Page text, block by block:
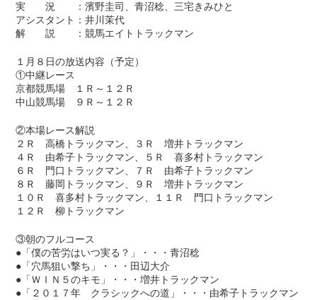
実 況 ：濱野圭司、青沼稔、三宅きみひと
アシスタント：井川茉代
解 説 ：競馬エイトトラックマン
１月８日の放送内容（予定）
①中継レース
京都競馬場 １Ｒ～１２Ｒ
中山競馬場 ９Ｒ～１２Ｒ
②本場レース解説
２Ｒ 高橋トラックマン、３Ｒ 増井トラックマン
４Ｒ 由希子トラックマン、５Ｒ 喜多村トラックマン
６Ｒ 門口トラックマン、７Ｒ 由希子トラックマン
８Ｒ 藤岡トラックマン、９Ｒ 増井トラックマン
１０Ｒ 喜多村トラックマン、１１Ｒ 門口トラックマン
１２Ｒ 柳トラックマン
③朝のフルコース
●「僕の苦労はいつ実る？」・・・青沼稔
●「穴馬狙い撃ち」・・・田辺大介
●「ＷＩＮ５のキモ」・・・増井トラックマン
●「２０１７年 クラシックへの道」・・・由希子トラックマン